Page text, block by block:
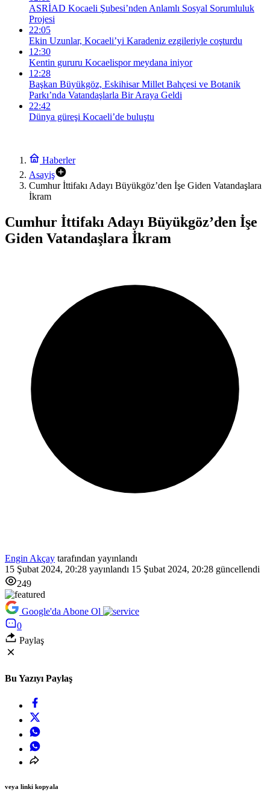
ASRİAD Kocaeli Şubesi’nden Anlamlı Sosyal Sorumluluk
Projesi
22:05
Ekin Uzunlar, Kocaeli’yi Karadeniz ezgileriyle coşturdu
12:30
Kentin gururu Kocaelispor meydana iniyor
12:28
Başkan Büyükgöz, Eskihisar Millet Bahçesi ve Botanik
Parkı’nda Vatandaşlarla Bir Araya Geldi
22:42
Dünya güreşi Kocaeli’de buluştu
Haberler
Asayiş
Cumhur İttifakı Adayı Büyükgöz’den İşe Giden Vatandaşlara
İkram
Cumhur İttifakı Adayı Büyükgöz’den İşe
Giden Vatandaşlara İkram
Engin Akçay tarafından yayınlandı
15 Şubat 2024, 20:28 yayınlandı 15 Şubat 2024, 20:28 güncellendi
249
Google'da Abone Ol
0
Paylaş
Bu Yazıyı Paylaş
veya linki kopyala